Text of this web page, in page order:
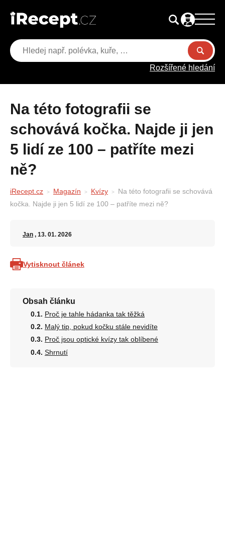
Rozšířené hledání
Na této fotografii se
schovává kočka. Najde ji jen
5 lidí ze 100 – patříte mezi
ně?
iRecept.cz Magazín Kvízy
Na této fotografii se schovává
kočka. Najde ji jen 5 lidí ze 100 – patříte mezi ně?
Jan , 13. 01. 2026
Vytisknout článek
Obsah článku
Proč je tahle hádanka tak těžká
Malý tip, pokud kočku stále nevidíte
Proč jsou optické kvízy tak oblíbené
Shrnutí